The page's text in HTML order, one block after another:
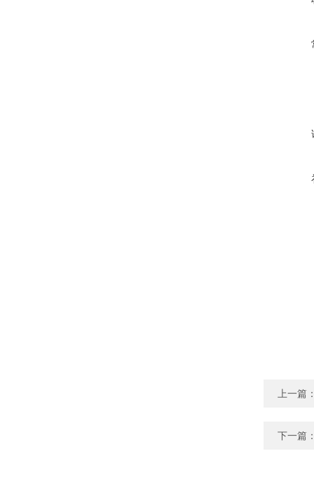
上一篇
下一篇